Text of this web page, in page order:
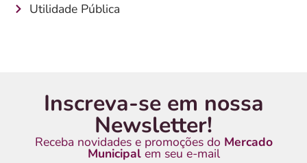
Utilidade Pública
Inscreva-se em nossa
Newsletter!
Receba novidades e promoções do Mercado
Municipalem seu e-mail